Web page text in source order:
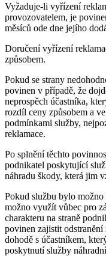
Vyžaduje-li vyřízení
provozovatelem, je
měsíců ode dne jejího
Doručení vyřízení
způsobem.
Pokud se strany
povinen v případě, že
neprospěch účastníka,
rozdíl ceny způsobem a
podmínkami služby,
reklamace.
Po splnění těchto
podnikatel poskytující
náhradu škody, která jim
Pokud službu bylo
možno využít vůbec pro
charakteru na straně
povinen zajistit
dohodě s účastníkem,
poskytnutí služby